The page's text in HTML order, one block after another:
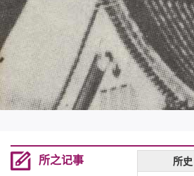
所之记事
所史